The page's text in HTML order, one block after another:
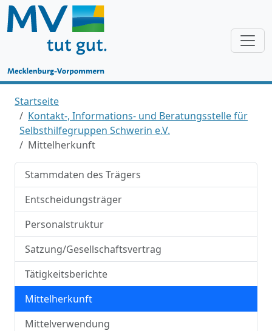
Startseite
Kontakt-, Informations- und Beratungsstelle für
Selbsthilfegruppen Schwerin e.V.
Mittelherkunft
Stammdaten des Trägers
Entscheidungsträger
Personalstruktur
Satzung/Gesellschaftsvertrag
Tätigkeitsberichte
Mittelherkunft
Mittelverwendung